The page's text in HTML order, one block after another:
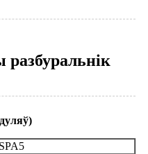
разбуральнік
SPA5